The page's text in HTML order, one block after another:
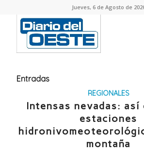
Jueves, 6 de Agosto de
Entradas
REGIONALES
Intensas nevadas: así
estaciones
montaña